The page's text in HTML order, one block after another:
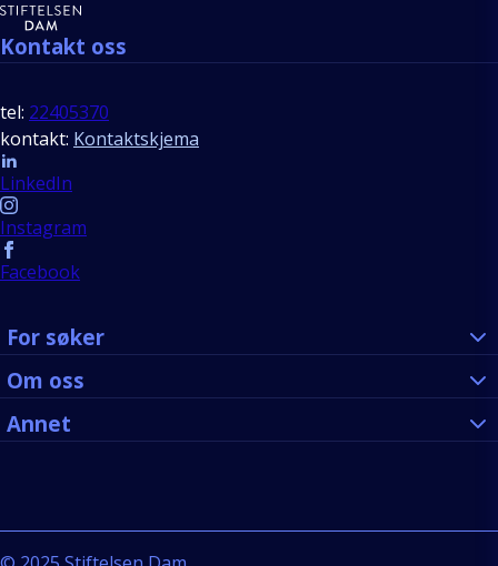
Kontakt oss
tel: 22405370
kontakt: Kontaktskjema
Follow us
LinkedIn
Instagram
Facebook
For søker
Om oss
Annet